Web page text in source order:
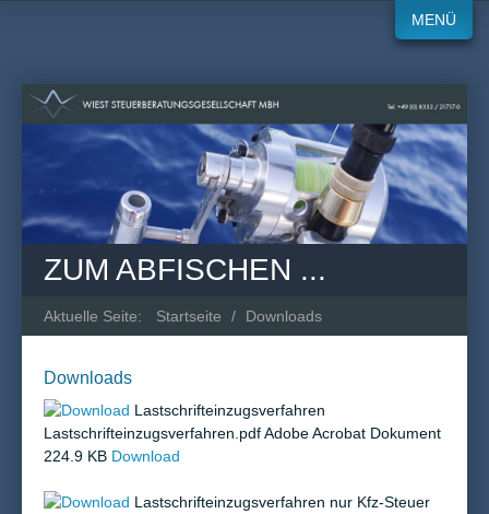
MENÜ
ZUM ABFISCHEN ...
Aktuelle Seite: Startseite / Downloads
Downloads
Lastschrifteinzugsverfahren
Lastschrifteinzugsverfahren.pdf Adobe Acrobat Dokument
224.9 KB Download
Lastschrifteinzugsverfahren nur Kfz-Steuer